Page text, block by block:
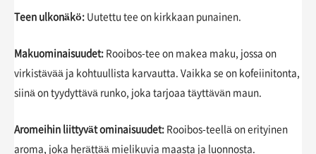
Teen ulkonäkö: Uutettu tee on kirkkaan punainen.
Makuominaisuudet: Rooibos-tee on makea maku, jossa on
virkistävää ja kohtuullista karvautta. Vaikka se on kofeiinitonta,
siinä on tyydyttävä runko, joka tarjoaa täyttävän maun.
Aromeihin liittyvät ominaisuudet: Rooibos-teellä on erityinen
aroma, joka herättää mielikuvia maasta ja luonnosta.